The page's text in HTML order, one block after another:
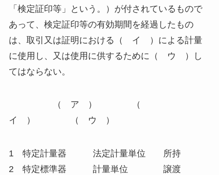
「検定証印等」という。）が付されているもので
あって、検定証印等の有効期間を経過したもの
は、取引又は証明における（ イ ）による計量
に使用し、又は使用に供するために（ ウ ）し
てはならない。
（ ア ） （
イ ） （ ウ ）
1 特定計量器 法定計量単位 所持
2 特定標準器 計量単位 譲渡